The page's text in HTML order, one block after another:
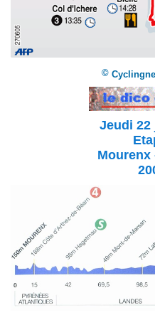
©
Jeudi 22
Mourenx